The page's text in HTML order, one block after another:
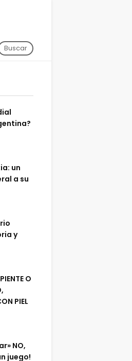
Buscar
un
a su
y
O
PIEL
NO,
juego!